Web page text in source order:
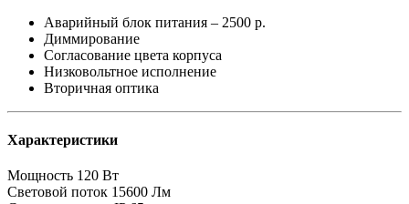
Аварийный блок питания – 2500 р.
Диммирование
Согласование цвета корпуса
Низковольтное исполнение
Вторичная оптика
Характеристики
Мощность 120 Вт
Световой поток 15600 Лм